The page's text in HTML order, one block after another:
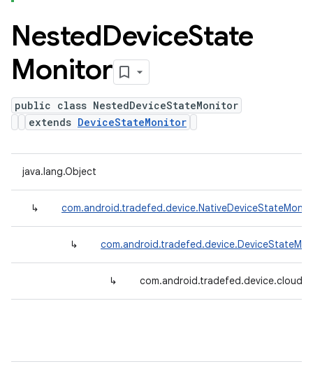
NestedDeviceState
Monitor
public class NestedDeviceStateMonitor
extends DeviceStateMonitor
java.lang.Object
↳
↳
↳